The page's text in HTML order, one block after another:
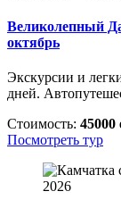
Великолепный
октябрь
Экскурсии и
дней.
Стоимость: 45000
Посмотреть тур